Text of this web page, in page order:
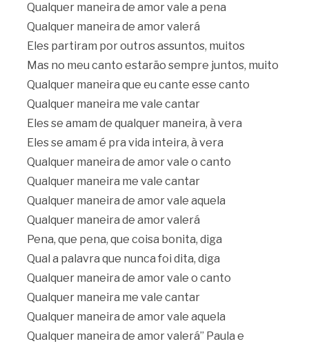
Qualquer maneira de amor vale a pena
Qualquer maneira de amor valerá
Eles partiram por outros assuntos, muitos
Mas no meu canto estarão sempre juntos, muito
Qualquer maneira que eu cante esse canto
Qualquer maneira me vale cantar
Eles se amam de qualquer maneira, à vera
Eles se amam é pra vida inteira, à vera
Qualquer maneira de amor vale o canto
Qualquer maneira me vale cantar
Qualquer maneira de amor vale aquela
Qualquer maneira de amor valerá
Pena, que pena, que coisa bonita, diga
Qual a palavra que nunca foi dita, diga
Qualquer maneira de amor vale o canto
Qualquer maneira me vale cantar
Qualquer maneira de amor vale aquela
Qualquer maneira de amor valerá” Paula e